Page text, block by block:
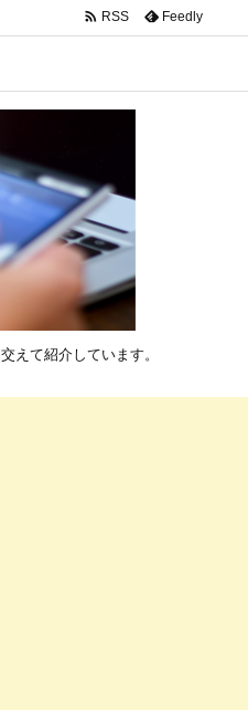
 RSS Feedly
えて紹介しています。